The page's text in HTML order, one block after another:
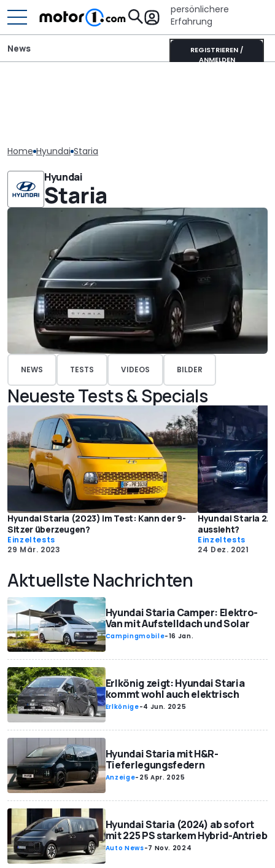
persönlichere
Erfahrung
REGISTRIEREN /
ANMELDEN
News
Home Hyundai Staria
Hyundai
Staria
NEWS TESTS VIDEOS BILDER
Neueste Tests & Specials
Hyundai Staria (2023) im Test: Kann der 9-
Sitzer überzeugen?
Einzeltests
29 Mär. 2023
Hyundai Staria
aussieht?
Einzeltests
24 Dez. 2021
Aktuellste Nachrichten
Hyundai Staria Camper: Elektro-
Van mit Aufstelldach und Solar
Campingmobile-16 Jan.
Erlkönig zeigt: Hyundai Staria
kommt wohl auch elektrisch
Erlkönige-4 Jun. 2025
Hyundai Staria mit H&R-
Tieferlegungsfedern
Anzeige- 25 Apr. 2025
Hyundai Staria (2024) ab sofort
mit 225 PS starkem Hybrid-Antrieb
Auto News-7 Nov. 2024